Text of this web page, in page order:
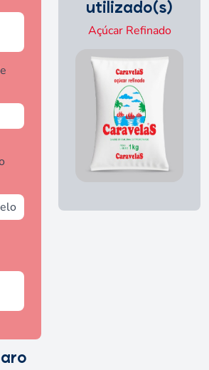
utilizado(s)
Açúcar Refinado